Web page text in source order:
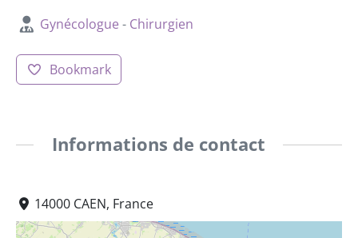
Gynécologue - Chirurgien
Bookmark
Informations de contact
14000 CAEN, France